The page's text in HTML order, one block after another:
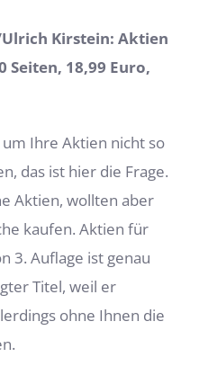
Kirstein: Aktien
Seiten, 18,99 Euro,
Ihre Aktien nicht so
das ist hier die Frage.
Aktien, wollten aber
kaufen. Aktien für
3. Auflage ist genau
Titel, weil er
ohne Ihnen die